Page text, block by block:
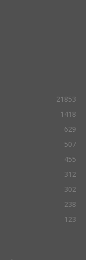
21853
1418
629
507
455
312
302
238
123